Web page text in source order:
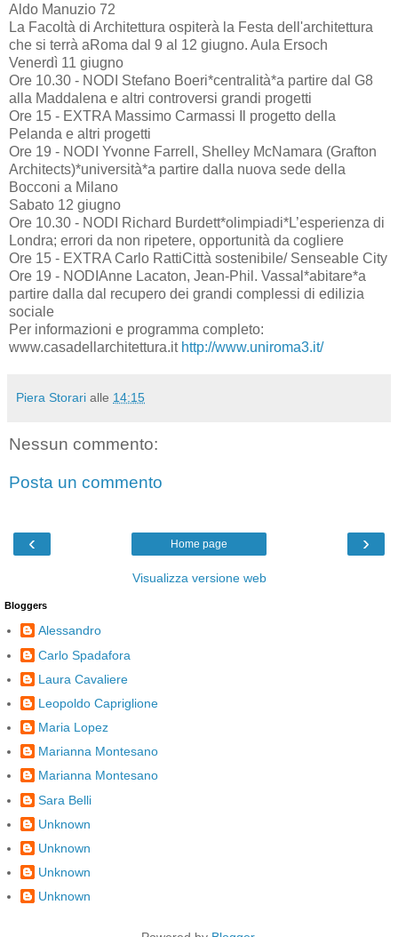
Aldo Manuzio 72
La Facoltà di Architettura ospiterà la Festa dell'architettura
che si terrà aRoma dal 9 al 12 giugno. Aula Ersoch
Venerdì 11 giugno
Ore 10.30 - NODI Stefano Boeri*centralità*a partire dal G8
alla Maddalena e altri controversi grandi progetti
Ore 15 - EXTRA Massimo Carmassi Il progetto della
Pelanda e altri progetti
Ore 19 - NODI Yvonne Farrell, Shelley McNamara (Grafton
Architects)*università*a partire dalla nuova sede della
Bocconi a Milano
Sabato 12 giugno
Ore 10.30 - NODI Richard Burdett*olimpiadi*L’esperienza di
Londra; errori da non ripetere, opportunità da cogliere
Ore 15 - EXTRA Carlo RattiCittà sostenibile/ Senseable City
Ore 19 - NODIAnne Lacaton, Jean-Phil. Vassal*abitare*a
partire dalla dal recupero dei grandi complessi di edilizia
sociale
Per informazioni e programma completo:
www.casadellarchitettura.it http://www.uniroma3.it/
Piera Storari alle 14:15
Nessun commento:
Posta un commento
‹ ›
Home page
Visualizza versione web
Bloggers
Alessandro
Carlo Spadafora
Laura Cavaliere
Leopoldo Capriglione
Maria Lopez
Marianna Montesano
Marianna Montesano
Sara Belli
Unknown
Unknown
Unknown
Unknown